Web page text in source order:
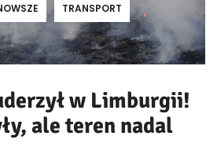
TRANSPORT
w Limburgii!
ale teren nadal